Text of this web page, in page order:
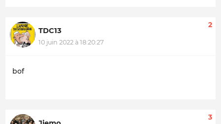
TDC13
10 juin 2022 à 18:20:27
2
bof
3